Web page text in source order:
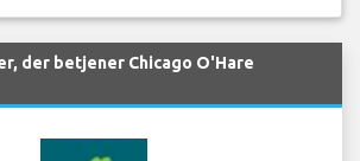
der betjener Chicago O'Hare